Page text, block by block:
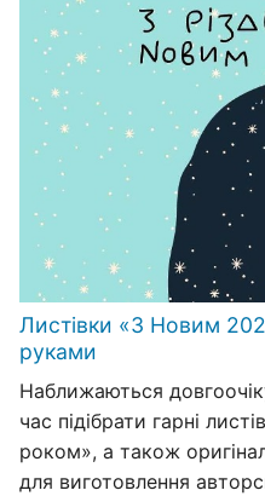
Листівки «З Новим
руками
Наближаються
час підібрати гарні
роком», а також
для виготовлення